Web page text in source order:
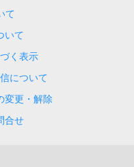
て
いて
く表示
について
変更・解除
合せ